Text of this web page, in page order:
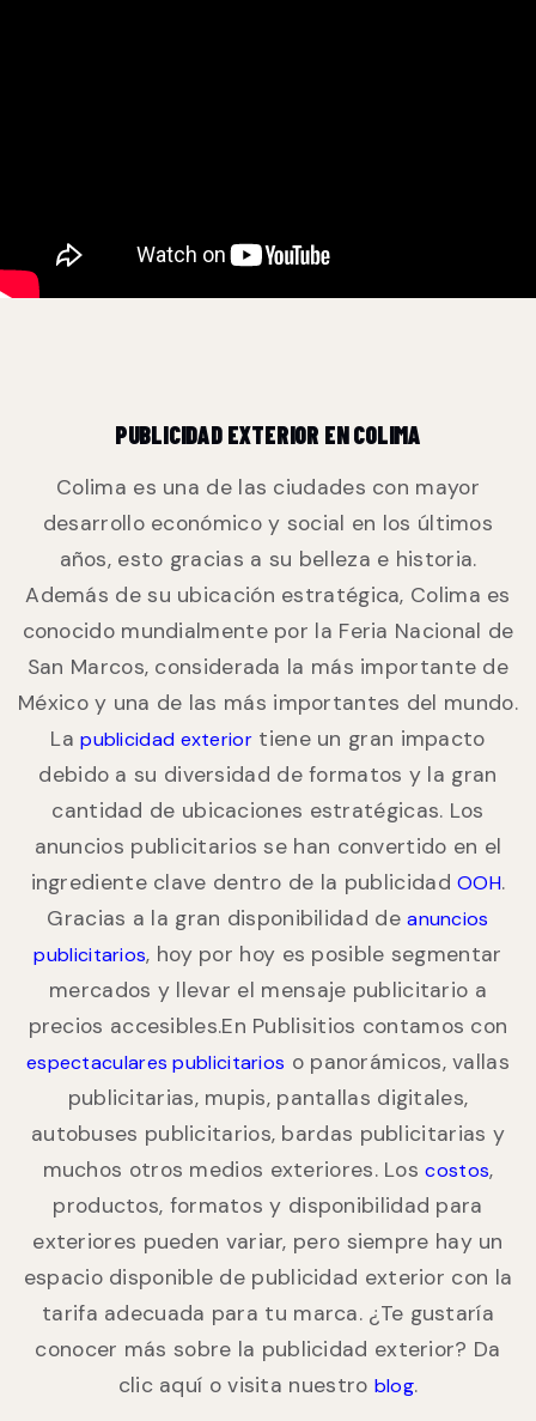
PUBLICIDAD EXTERIOR EN COLIMA
Colima es una de las ciudades con mayor
desarrollo económico y social en los últimos
años, esto gracias a su belleza e historia.
Además de su ubicación estratégica, Colima es
conocido mundialmente por la Feria Nacional de
San Marcos, considerada la más importante de
México y una de las más importantes del mundo.
Lapublicidad exterior tiene un gran impacto
debido a su diversidad de formatos y la gran
cantidad de ubicaciones estratégicas. Los
anuncios publicitarios se han convertido en el
ingrediente clave dentro de la publicidadOOH.
Gracias a la gran disponibilidad deanuncios
publicitarios, hoy por hoy es posible segmentar
mercados y llevar el mensaje publicitario a
precios accesibles.En Publisitios contamos con
espectaculares publicitarios o panorámicos, vallas
publicitarias, mupis, pantallas digitales,
autobuses publicitarios, bardas publicitarias y
muchos otros medios exteriores. Loscostos,
productos, formatos y disponibilidad para
exteriores pueden variar, pero siempre hay un
espacio disponible de publicidad exterior con la
tarifa adecuada para tu marca. ¿Te gustaría
conocer más sobre la publicidad exterior? Da
clic aquí o visita nuestro blog.